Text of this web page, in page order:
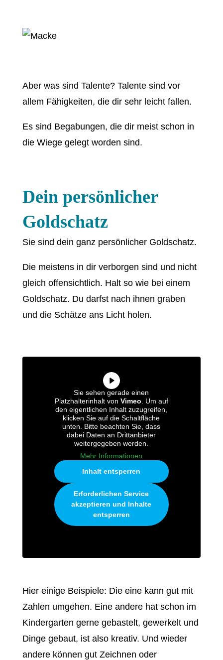
Aber was sind Talente? Talente sind vor
allem Fähigkeiten, die dir sehr leicht fallen.
Es sind Begabungen, die dir meist schon in
die Wiege gelegt worden sind.
Dein persönlicher
Goldschatz
Sie sind dein ganz persönlicher Goldschatz.
Die meistens in dir verborgen sind und nicht
gleich offensichtlich. Halt so wie bei einem
Goldschatz. Du darfst nach ihnen graben
und die Schätze ans Licht holen.
Sie sehen gerade einen
Platzhalterinhalt von Vimeo . Um auf
den eigentlichen Inhalt zuzugreifen,
klicken Sie auf die Schaltfläche
unten. Bitte beachten Sie, dass
dabei Daten an Drittanbieter
weitergegeben werden.
Mehr Informationen
Inhalt entsperren
Erforderlichen Service
akzeptieren und Inhalte
entsperren
Hier einige Beispiele: Die eine kann gut mit
Zahlen umgehen. Eine andere hat schon im
Kindergarten gerne gebastelt, gewerkelt und
Dinge gebaut, ist also kreativ. Und wieder
andere können gut Zeichnen oder